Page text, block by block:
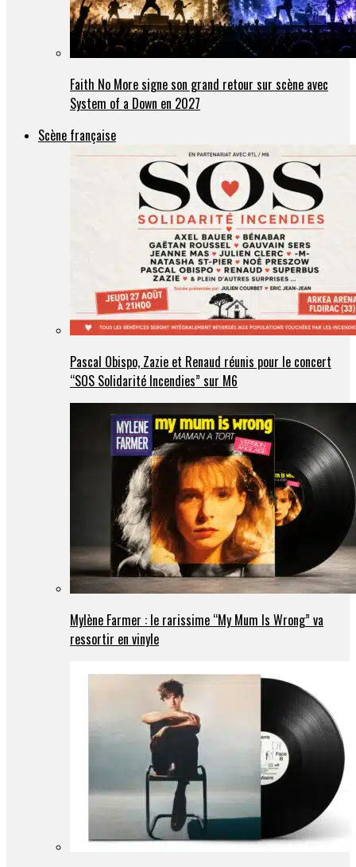
Faith No More signe son grand retour sur scène avec
System of a Down en 2027
Scène française
Pascal Obispo, Zazie et Renaud réunis pour le concert
“SOS Solidarité Incendies” sur M6
Mylène Farmer : le rarissime “My Mum Is Wrong” va
ressortir en vinyle